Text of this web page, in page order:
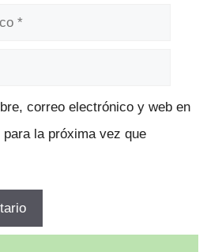
correo electrónico y web en
la próxima vez que